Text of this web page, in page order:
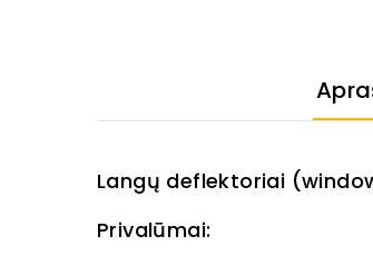
Langų deflektoriai
Privalūmai: